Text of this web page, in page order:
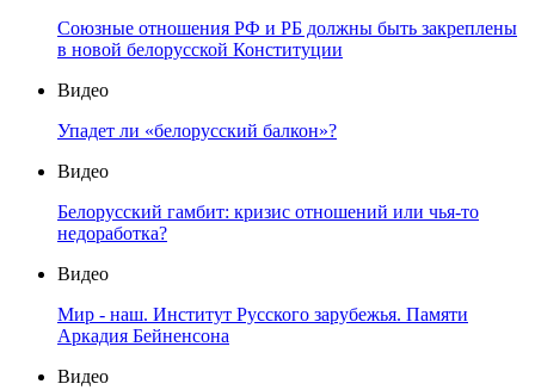
Союзные отношения РФ и РБ должны быть закреплены
в новой белорусской Конституции
Видео
Упадет ли «белорусский балкон»?
Видео
Белорусский гамбит: кризис отношений или чья-то
недоработка?
Видео
Мир - наш. Институт Русского зарубежья. Памяти
Аркадия Бейненсона
Видео